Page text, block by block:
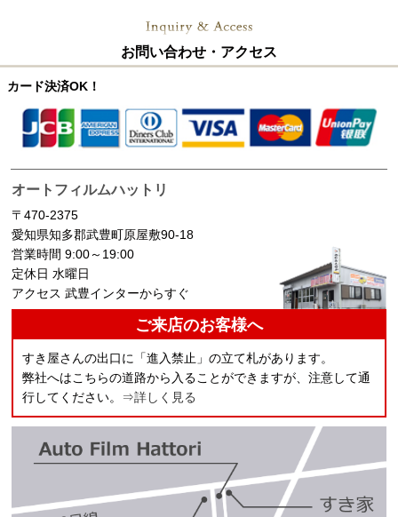
お問い合わせ・アクセス
カード決済OK！
オートフィルムハットリ
〒470-2375
愛知県知多郡武豊町原屋敷90-18
営業時間 9:00～19:00
定休日 水曜日
アクセス 武豊インターからすぐ
ご来店のお客様へ
すき屋さんの出口に「進入禁止」の立て札があります。
弊社へはこちらの道路から入ることができますが、注意して通
行してください。 ⇒詳しく見る